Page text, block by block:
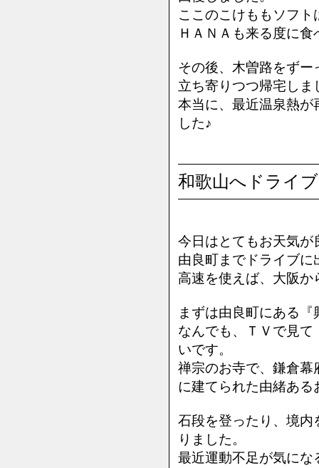
ここのこけももソフ
ＨＡＮＡも来る度に
その後、木曽路をず
立ち寄りつつ帰宅しま
本当に、最近温泉熱が
した♪
和歌山へドライ
今日はとてもお天気が
由良町までドライブに
高速を使えば、大阪か
まずは由良町にある『
なんでも、ＴＶで見
いです。
禅宗のお寺で、鎌倉幕
に建てられた由緒ある
石段を登ったり、境内
りました。
最近運動不足が気にな